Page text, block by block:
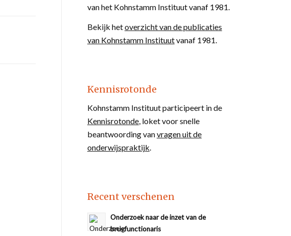
Bekijk hetoverzicht van de publicaties
van Kohnstamm Instituutvanaf 1981.
Kennisrotonde
Kohnstamm Instituut participeert in de
Kennisrotonde, loket voor snelle
beantwoording vanvragen uit de
onderwijspraktijk.
Recent verschenen
Onderzoek naar de inzet van de
brugfunctionaris